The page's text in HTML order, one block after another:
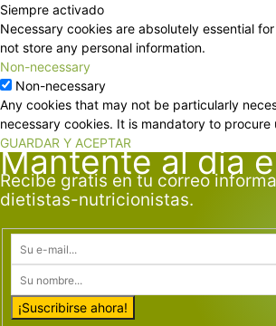
Siempre activado
Necessary cookies are absolutely essential
not store any personal information.
Non-necessary
Non-necessary
Any cookies that may not be particularly
necessary cookies. It is mandatory to
GUARDAR Y ACEPTAR
Mantente al día
Recibe gratis en tu correo
dietistas-nutricionistas.
¡Suscribirse ahora!